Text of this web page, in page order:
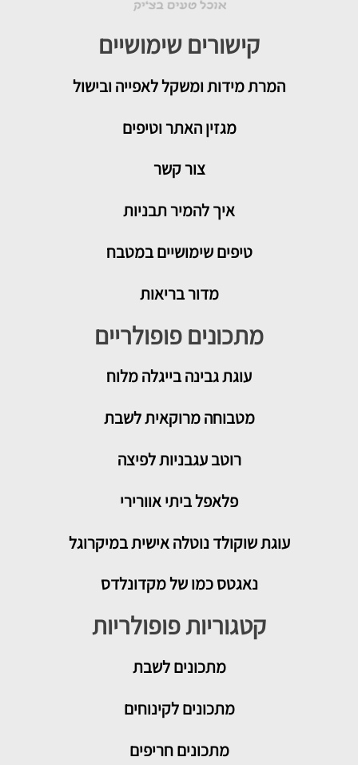
קישורים שימושיים
המרת מידות ומשקל לאפייה ובישול
מגזין האתר וטיפים
צור קשר
איך להמיר תבניות
טיפים שימושיים במטבח
מדור בריאות
מתכונים פופולריים
עוגת גבינה בייגלה מלוח
מטבוחה מרוקאית לשבת
רוטב עגבניות לפיצה
פלאפל ביתי אוורירי
עוגת שוקולד נוטלה אישית במיקרוגל
נאגטס כמו של מקדונלדס
קטגוריות פופולריות
מתכוניםלשבת
מתכונים לקינוחים
מתכונים חריפים